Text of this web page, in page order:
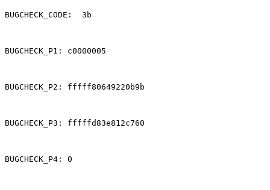
BUGCHECK_CODE:  3b
BUGCHECK_P1: c0000005
BUGCHECK_P2: fffff80649220b9b
BUGCHECK_P3: fffffd83e812c760
BUGCHECK_P4: 0